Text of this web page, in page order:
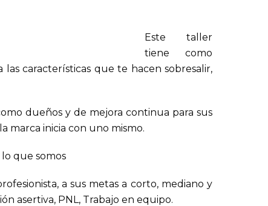
Este taller
tiene como
características que te hacen sobresalir,
dueños y de mejora continua para sus
marca inicia con uno mismo.
que somos
a sus metas a corto, mediano y
asertiva, PNL, Trabajo en equipo.